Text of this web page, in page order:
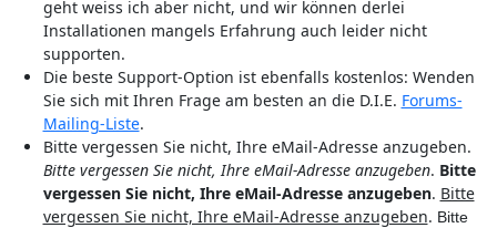
geht weiss ich aber nicht, und wir können derlei
Installationen mangels Erfahrung auch leider nicht
supporten.
Die beste Support-Option ist ebenfalls kostenlos: Wenden
Sie sich mit Ihren Frage am besten an die D.I.E. Forums-
Mailing-Liste.
Bitte vergessen Sie nicht, Ihre eMail-Adresse anzugeben.
Bitte vergessen Sie nicht, Ihre eMail-Adresse anzugeben. Bitte
vergessen Sie nicht, Ihre eMail-Adresse anzugeben. Bitte
vergessen Sie nicht, Ihre eMail-Adresse anzugeben. Bitte